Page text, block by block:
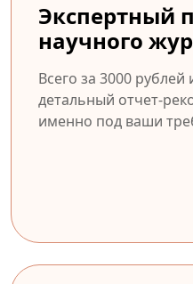
Экспертный
научного
Всего за 3000 рублей
детальный отчет-
именно под ваши